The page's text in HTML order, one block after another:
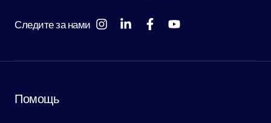
Следите за нами
Помощь